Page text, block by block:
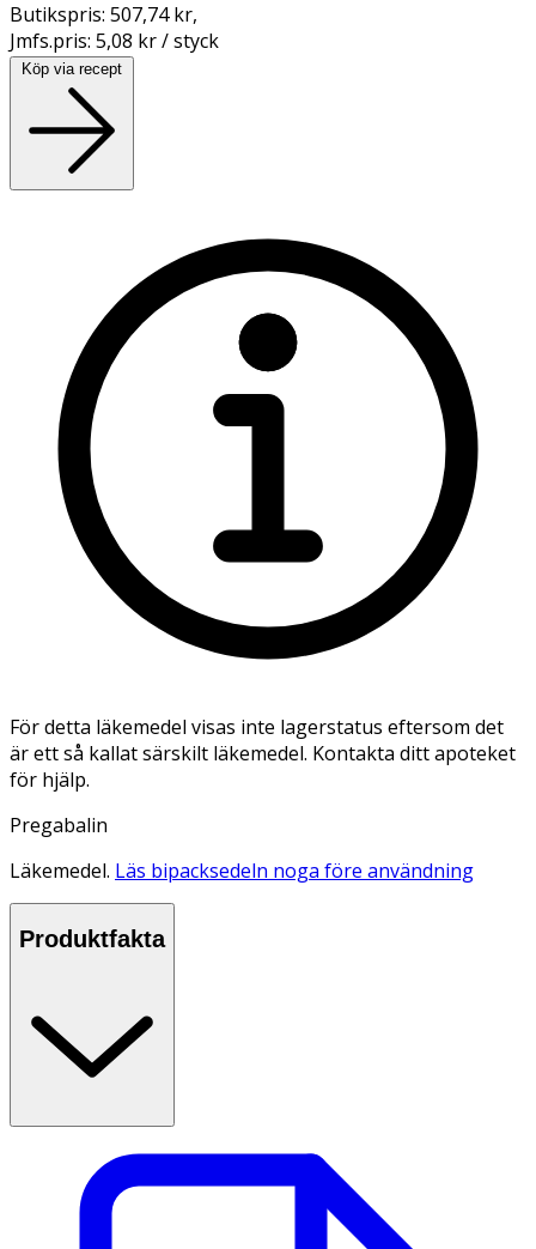
Butikspris: 507,74 kr,
Jmfs.pris: 5,08 kr / styck
Köp via recept
För detta läkemedel visas inte lagerstatus eftersom det
är ett så kallat särskilt läkemedel. Kontakta ditt apoteket
för hjälp.
Pregabalin
Läkemedel. Läs bipacksedeln noga före användning
Produktfakta